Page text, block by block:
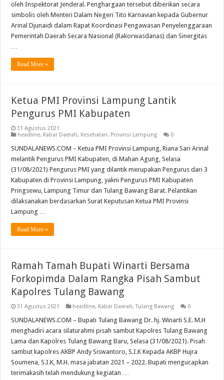
oleh Inspektorat Jenderal. Penghargaan tersebut diberikan secara
simbolis oleh Menteri Dalam Negeri Tito Karnavian kepada Gubernur
Arinal Djunaidi dalam Rapat Koordinasi Pengawasan Penyelenggaraan
Pemerintah Daerah Secara Nasional (Rakorwasdanas) dan Sinergitas
…
Read More »
Ketua PMI Provinsi Lampung Lantik
Pengurus PMI Kabupaten
31 Agustus 2021
headline, Kabar Daerah, Kesehatan, Provinsi Lampung 0
SUNDALANEWS.COM – Ketua PMI Provinsi Lampung, Riana Sari Arinal
melantik Pengurus PMI Kabupaten, di Mahan Agung, Selasa
(31/08/2021) Pengurus PMI yang dilantik merupakan Pengurus dari 3
Kabupaten di Provinsi Lampung, yakni Pengurus PMI Kabupaten
Pringsewu, Lampung Timur dan Tulang Bawang Barat. Pelantikan
dilaksanakan berdasarkan Surat Keputusan Ketua PMI Provinsi
Lampung …
Read More »
Ramah Tamah Bupati Winarti Bersama
Forkopimda Dalam Rangka Pisah Sambut
Kapolres Tulang Bawang
31 Agustus 2021 headline, Kabar Daerah,Tulang Bawang 0
SUNDALANEWS.COM – Bupati Tulang Bawang Dr. hj. Winarti S.E. M.H
menghadiri acara silaturahmi pisah sambut Kapolres Tulang Bawang
Lama dan Kapolres Tulang Bawang Baru, Selasa (31/08/2021). Pisah
sambut kapolres AKBP Andy Siswantoro, S.I.K Kepada AKBP Hujra
Soumena, S.I.K, M.H. masa jabatan 2021 – 2022. Bupati mengucapkan
terimakasih telah mendukung kegiatan …